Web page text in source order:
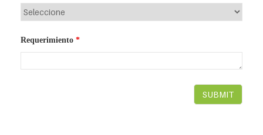
Requerimiento *